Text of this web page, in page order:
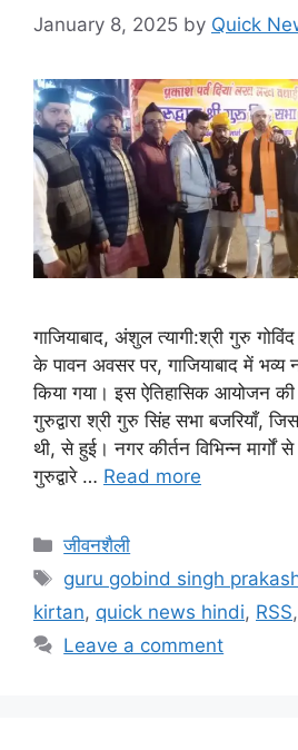
January 8, 2025 by Quick
गाजियाबाद, अंशुल त्यागी:श्री गुरु
के पावन अवसर पर, गाजियाबाद में
किया गया। इस ऐतिहासिक आयोजन
गुरुद्वारा श्री गुरु सिंह सभा बजरियाँ,
थी, से हुई। नगर कीर्तन विभिन्न मार्गों
गुरुद्वारे … Read more
जीवनशैली
guru gobind singh
kirtan, quick news hindi, RSS,
Leave a comment